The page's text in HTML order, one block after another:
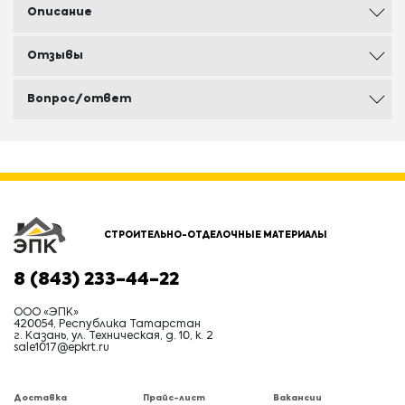
Описание
Отзывы
Вопрос/ответ
СТРОИТЕЛЬНО-ОТДЕЛОЧНЫЕ МАТЕРИАЛЫ
8 (843) 233-44-22
ООО «ЭПК»
420054, Республика Татарстан
г. Казань, ул. Техническая, д. 10, к. 2
sale1017@epkrt.ru
Доставка Прайс-лист Вакансии